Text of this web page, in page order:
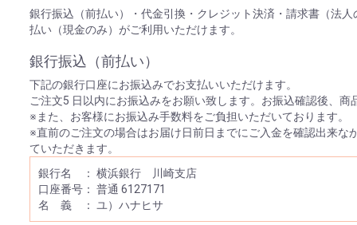
銀行振込（前払い）・代金引換・クレジット決済・請求書（法
払い（現金のみ）がご利用いただけます。
銀行振込（前払い）
下記の銀行口座にお振込みでお支払いいただけます。
ご注文5 日以内にお振込みをお願い致します。お振込確認後、商
※また、お客様にお振込み手数料をご負担いただいております。
※直前のご注文の場合はお届け日前日までにご入金を確認出来な
ていただきます。
銀行名 ： 横浜銀行 川崎支店
口座番号： 普通 6127171
名 義 ： ユ）ハナヒサ